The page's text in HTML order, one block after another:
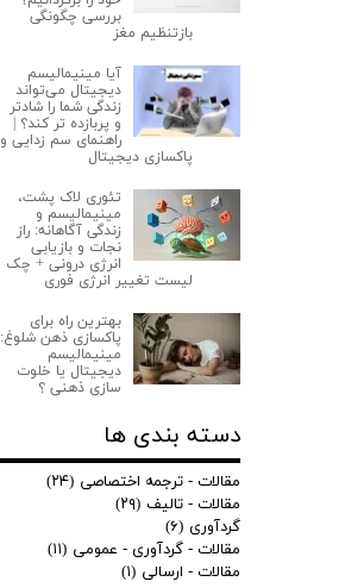
بررسی چگونگی
بازتنظیم مغز
آیا مینیمالیسم
دیجیتال می‌تواند
زندگی شما را شادتر
و پربازده‌ تر کند؟ |
راهنمای سم زدایی و
پاکسازی دیجیتال
تئوری لاک‌ پشت،
مینیمالیسم و
زندگی آگاهانه: راز
نجات و بازیابی
انرژی درونی + چک
لیست تغییر انرژی فوری
بهترین راه برای
پاکسازی ذهن شلوغ:
مینیمالیسم
دیجیتال یا خلوت‌
سازی ذهنی ؟
دسته بندی ها
مقالات - ترجمه اختصاصی (۲۴)
مقالات - تالیف (۲۹)
گردآوری (۶)
مقالات - گردآوری - عمومی (۱۱)
مقالات - ارسالی (۱)